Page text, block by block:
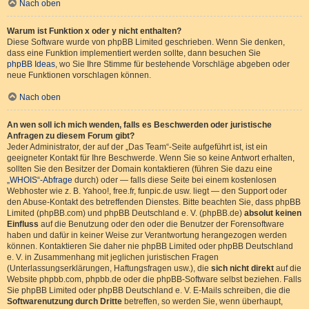
Nach oben
Warum ist Funktion x oder y nicht enthalten?
Diese Software wurde von phpBB Limited geschrieben. Wenn Sie denken,
dass eine Funktion implementiert werden sollte, dann besuchen Sie
phpBB Ideas, wo Sie Ihre Stimme für bestehende Vorschläge abgeben oder
neue Funktionen vorschlagen können.
Nach oben
An wen soll ich mich wenden, falls es Beschwerden oder juristische
Anfragen zu diesem Forum gibt?
Jeder Administrator, der auf der „Das Team“-Seite aufgeführt ist, ist ein
geeigneter Kontakt für Ihre Beschwerde. Wenn Sie so keine Antwort erhalten,
sollten Sie den Besitzer der Domain kontaktieren (führen Sie dazu eine
„WHOIS“-Abfrage durch) oder — falls diese Seite bei einem kostenlosen
Webhoster wie z. B. Yahoo!, free.fr, funpic.de usw. liegt — den Support oder
den Abuse-Kontakt des betreffenden Dienstes. Bitte beachten Sie, dass phpBB
Limited (phpBB.com) und phpBB Deutschland e. V. (phpBB.de) absolut keinen
Einfluss auf die Benutzung oder den oder die Benutzer der Forensoftware
haben und dafür in keiner Weise zur Verantwortung herangezogen werden
können. Kontaktieren Sie daher nie phpBB Limited oder phpBB Deutschland
e. V. in Zusammenhang mit jeglichen juristischen Fragen
(Unterlassungserklärungen, Haftungsfragen usw.), die sich nicht direkt auf die
Website phpbb.com, phpbb.de oder die phpBB-Software selbst beziehen. Falls
Sie phpBB Limited oder phpBB Deutschland e. V. E-Mails schreiben, die die
Softwarenutzung durch Dritte betreffen, so werden Sie, wenn überhaupt,